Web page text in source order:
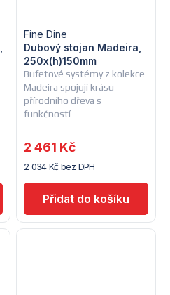
Bufetové systémy z kolekce
Madeira spojují krásu
přírodního dřeva s
funkčností
Dubový stojan Madeira,
250x(h)150mm
Fine Dine
2 034 Kč bez DPH
2 461 Kč